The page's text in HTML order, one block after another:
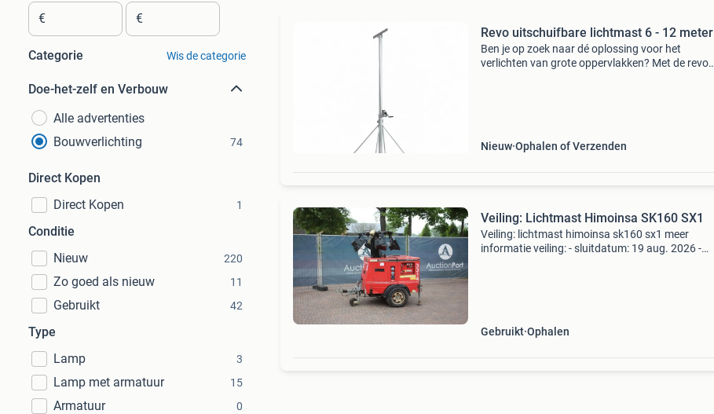
€ €
Categorie Wis de categorie
Doe-het-zelf en Verbouw
Alle advertenties
Bouwverlichting
74
Direct Kopen
Direct Kopen
1
Conditie
Nieuw
220
Zo goed als nieuw 11
Gebruikt 42
Type
Lamp
3
Lamp met armatuur 15
Armatuur 0
Revo uitschuifbare lichtmast 6 - 12 meter
Ben je op zoek naar dé oplossing voor het
verlichten van grote oppervlakken? Met de revo
Nieuw Ophalen of Verzenden
Veiling: Lichtmast Himoinsa SK160 SX1
Veiling: lichtmast himoinsa sk160 sx1 meer
informatie veiling: - sluitdatum: 19 aug. 2026 -
Gebruikt Ophalen